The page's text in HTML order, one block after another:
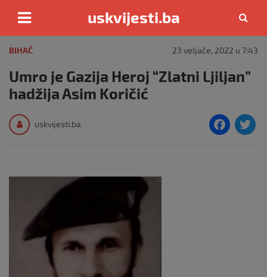
content
uskvijesti.ba
BIHAĆ 23 veljače, 2022 u 7:43
Umro je Gazija Heroj “Zlatni Ljiljan”
hadžija Asim Koričić
uskvijesti.ba
F